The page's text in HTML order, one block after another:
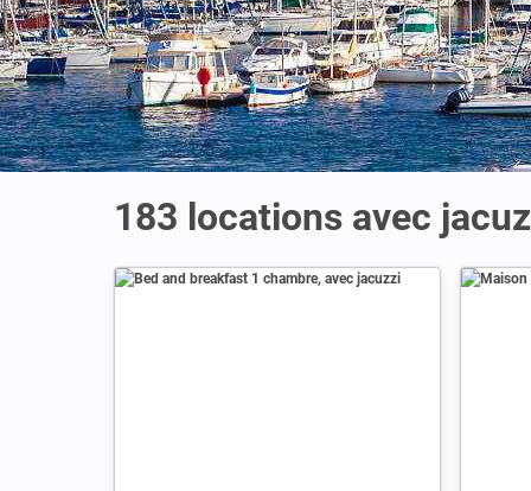
183 locations avec